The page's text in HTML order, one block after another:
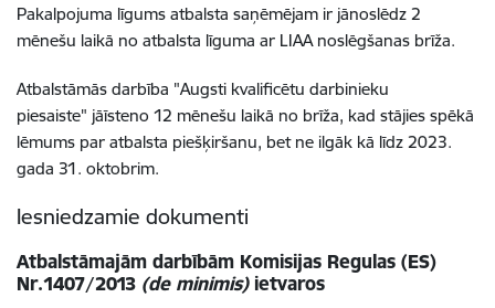
Pakalpojuma līgums atbalsta saņēmējam ir jānoslēdz 2
mēnešu laikā no atbalsta līguma ar LIAA noslēgšanas brīža.
Atbalstāmās darbība "Augsti kvalificētu darbinieku
piesaiste" jāīsteno 12 mēnešu laikā no brīža, kad stājies spēkā
lēmums par atbalsta piešķiršanu, bet ne ilgāk kā līdz 2023.
gada 31. oktobrim.
Iesniedzamie dokumenti
Atbalstāmajām darbībām Komisijas Regulas (ES)
Nr.1407/2013 (de minimis) ietvaros